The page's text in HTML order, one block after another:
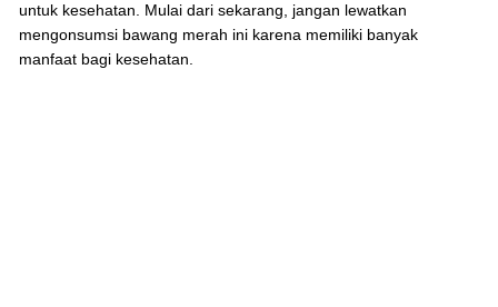
untuk kesehatan. Mulai dari sekarang, jangan lewatkan
mengonsumsi bawang merah ini karena memiliki banyak
manfaat bagi kesehatan.